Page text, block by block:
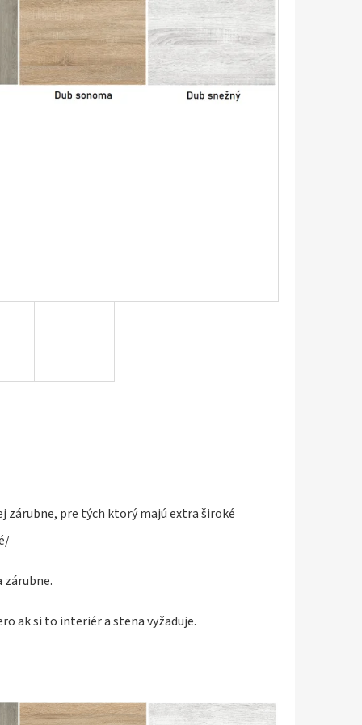
zárubne, pre tých ktorý majú extra široké
ak si to interiér a stena vyžaduje.